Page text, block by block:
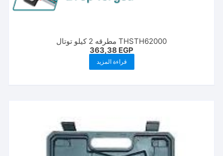
THSTH62000 مطرقه 2 كيلو توتال
363,38 EGP
قراءة المزيد